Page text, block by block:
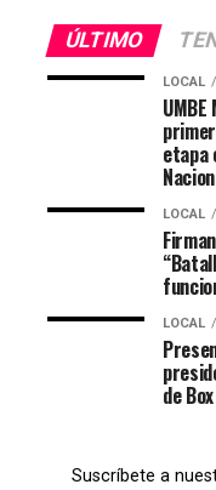
ÚLTIMO
LOCAL
etapa
LOCAL
LOCAL
de
Suscríbete a